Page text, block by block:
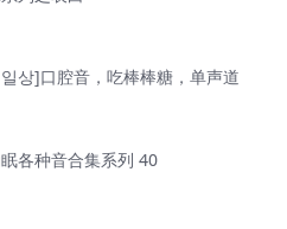
상]口腔音，吃棒棒糖，单声道
各种音合集系列 40